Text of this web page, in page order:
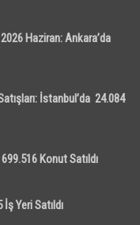
Haziran: Ankara’da
İstanbul’da 24.084
Konut Satıldı
Yeri Satıldı